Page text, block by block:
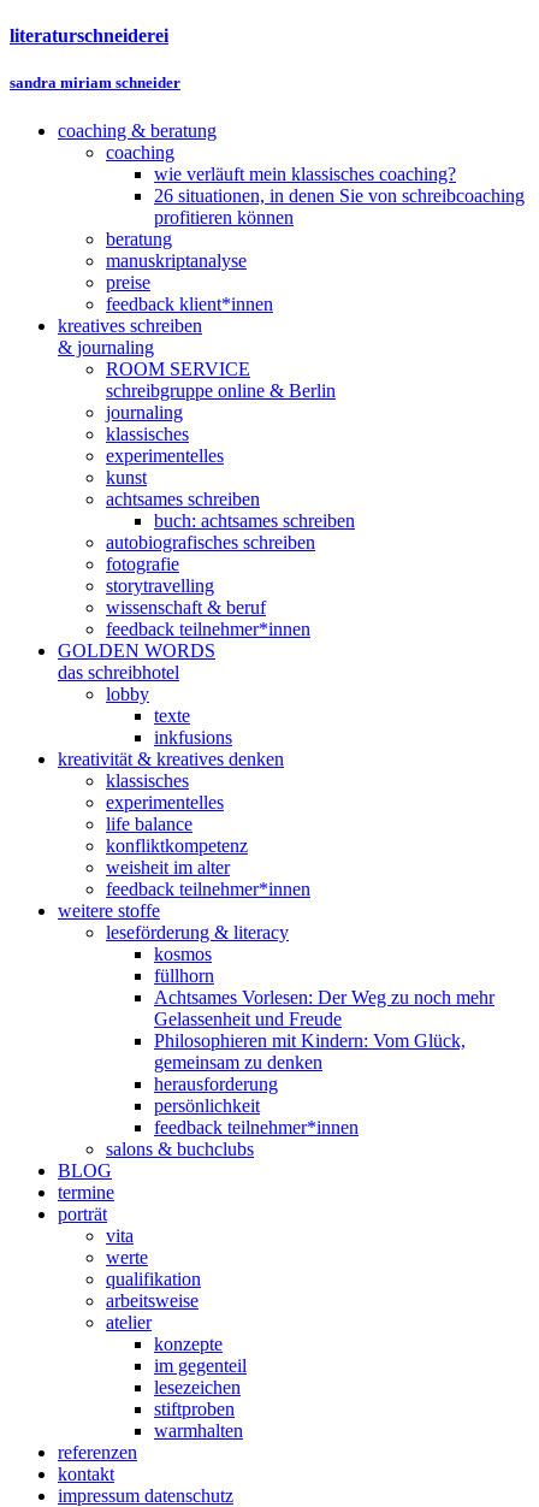
literaturschneiderei
sandra miriam schneider
coaching & beratung
coaching
wie verläuft mein klassisches coaching?
26 situationen, in denen Sie von schreibcoaching
profitieren können
beratung
manuskriptanalyse
preise
feedback klient*innen
kreatives schreiben
& journaling
ROOM SERVICE
schreibgruppe online & Berlin
journaling
klassisches
experimentelles
kunst
achtsames schreiben
buch: achtsames schreiben
autobiografisches schreiben
fotografie
storytravelling
wissenschaft & beruf
feedback teilnehmer*innen
GOLDEN WORDS
das schreibhotel
lobby
texte
inkfusions
kreativität & kreatives denken
klassisches
experimentelles
life balance
konfliktkompetenz
weisheit im alter
feedback teilnehmer*innen
weitere stoffe
leseförderung & literacy
kosmos
füllhorn
Achtsames Vorlesen: Der Weg zu noch mehr
Gelassenheit und Freude
Philosophieren mit Kindern: Vom Glück,
gemeinsam zu denken
herausforderung
persönlichkeit
feedback teilnehmer*innen
salons & buchclubs
BLOG
termine
porträt
vita
werte
qualifikation
arbeitsweise
atelier
konzepte
im gegenteil
lesezeichen
stiftproben
warmhalten
referenzen
kontakt
impressum datenschutz